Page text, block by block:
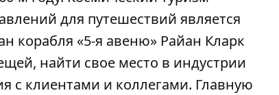
для путешествий является
корабля «5-я авеню» Райан Кларк
найти свое место в индустрии
с клиентами и коллегами. Главную